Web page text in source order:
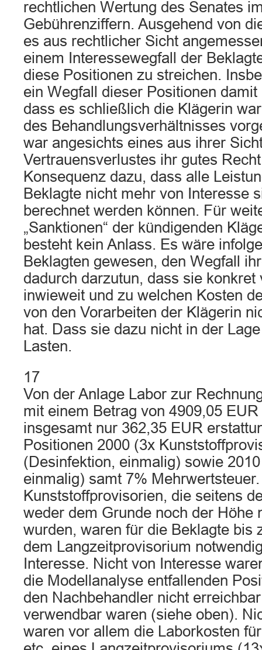
rechtlichen Wertung des Senates
Gebührenziffern. Ausgehend von
es aus rechtlicher Sicht
einem Interessewegfall der
diese Positionen zu streichen.
ein Wegfall dieser Positionen
dass es schließlich die Klägerin
des Behandlungsverhältnisses
war angesichts eines aus ihrer
Vertrauensverlustes ihr gutes
Konsequenz dazu, dass alle
Beklagte nicht mehr von Interesse
berechnet werden können. Für
„Sanktionen“ der kündigenden
besteht kein Anlass. Es wäre
Beklagten gewesen, den Wegfall
dadurch darzutun, dass sie konkret
inwieweit und zu welchen Kosten
von den Vorarbeiten der Klägerin
hat. Dass sie dazu nicht in der
Lasten.
17
Von der Anlage Labor zur
mit einem Betrag von 4909,05
insgesamt nur 362,35 EUR
Positionen 2000 (3x
(Desinfektion, einmalig) sowie
einmalig) samt 7%
Kunststoffprovisorien, die seitens
weder dem Grunde noch der Höhe
wurden, waren für die Beklagte bis
dem Langzeitprovisorium
Interesse. Nicht von Interesse
die Modellanalyse entfallenden
den Nachbehandler nicht
verwendbar waren (siehe oben).
waren vor allem die Laborkosten